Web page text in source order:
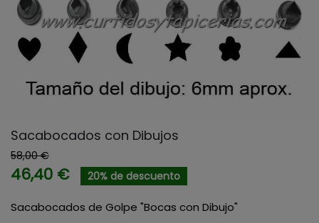
Sacabocados con Dibujos
58,00 €
46,40 € 20% de descuento
Sacabocados de Golpe "Bocas con Dibujo"